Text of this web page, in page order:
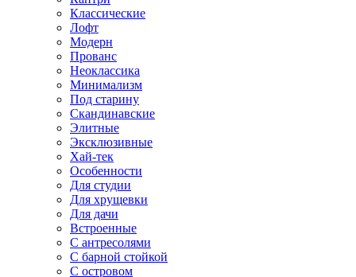
Классические
Лофт
Модерн
Прованс
Неоклассика
Минимализм
Под старину
Скандинавские
Элитные
Эксклюзивные
Хай-тек
Особенности
Для студии
Для хрущевки
Для дачи
Встроенные
С антресолями
С барной стойкой
С островом